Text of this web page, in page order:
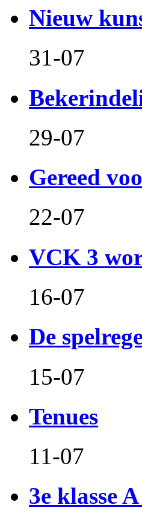
Nieuw
31-07
29-07
Gereed
22-07
VCK 3
16-07
De
15-07
Tenues
11-07
3e klasse